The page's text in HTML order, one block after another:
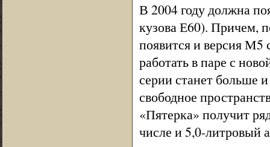
В 2004 году должна
кузова Е60). Причем,
появится и версия М5
работать в паре с
серии станет больше
свободное
«Пятерка» получит
числе и 5,0-литровый